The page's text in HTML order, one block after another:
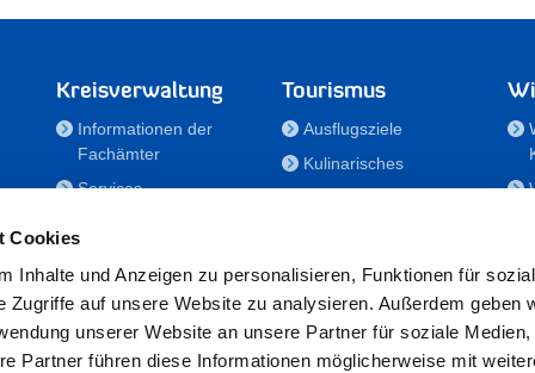
Cookies
Inhalte und Anzeigen zu personalisieren, Funktionen für
Zugriffe auf unsere Website zu analysieren. Außerdem geben
unserer Website an unsere Partner für soziale Medien,
Partner führen diese Informationen möglicherweise mit
Kreisverwaltung
Informationen der
Fachämter
Services
Nachwuchskräfte
Notdienste
Formulare/Downloads
Tourismus
Ausflugsziele
Kulinarisches
Veranstaltungen